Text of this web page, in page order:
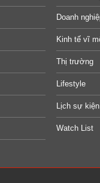
Doanh
Kinh tế vĩ
Thị trường
Lifestyle
Lịch sự kiện
Watch List